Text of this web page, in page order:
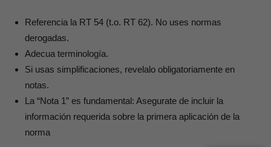
Referencia la RT 54 (t.o. RT 62). No uses normas
derogadas.
Adecua terminología.
Si usas simplificaciones, revelalo obligatoriamente en
notas.
La “Nota 1” es fundamental: Asegurate de incluir la
información requerida sobre la primera aplicación de la
norma